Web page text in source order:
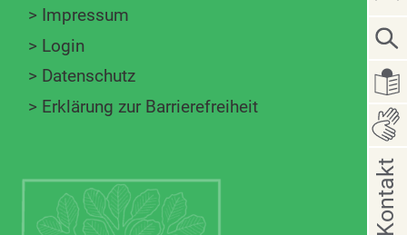
> Impressum
> Login
> Datenschutz
> Erklärung zur Barrierefreiheit
Kontakt